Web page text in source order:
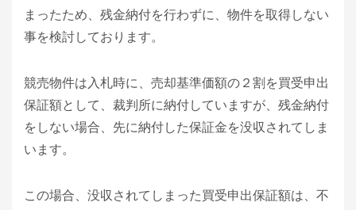
まったため、残金納付を行わずに、物件を取得しない
事を検討しております。
競売物件は入札時に、売却基準価額の２割を買受申出
保証額として、裁判所に納付していますが、残金納付
をしない場合、先に納付した保証金を没収されてしま
います。
この場合、没収されてしまった買受申出保証額は、不